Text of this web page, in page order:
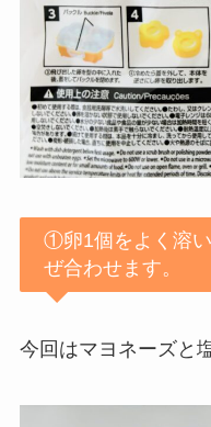
①卵1個をよく溶
ぜ合わせます。
今回はマヨネーズと